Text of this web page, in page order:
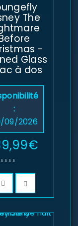
The
-
Glass
à dos
:
09/2026
€